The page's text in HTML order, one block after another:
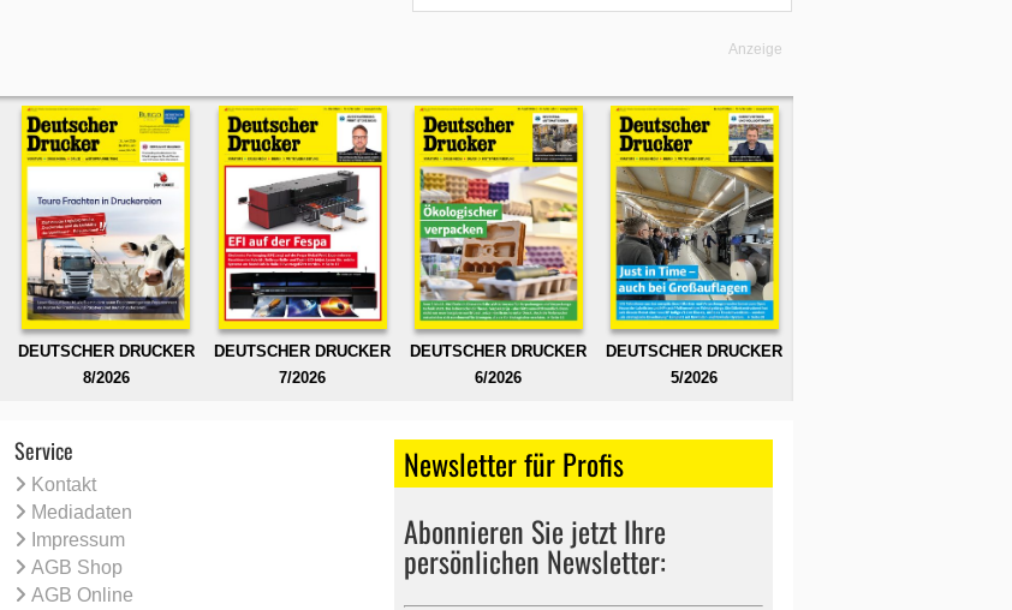
Anzeige
DEUTSCHER DRUCKER
8/2026
DEUTSCHER DRUCKER
7/2026
DEUTSCHER DRUCKER
6/2026
DEUTSCHER DRUCKER
5/2026
Service
Kontakt
Mediadaten
Impressum
AGB Shop
AGB Online
Newsletter für Profis
Abonnieren Sie jetzt Ihre
persönlichen Newsletter: